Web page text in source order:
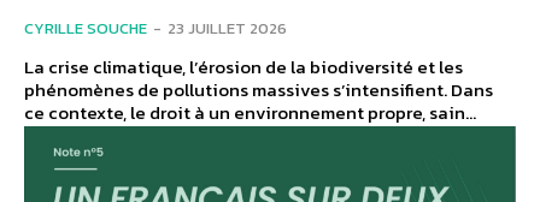
CYRILLE SOUCHE - 23 JUILLET 2026
La crise climatique, l’érosion de la biodiversité et les
phénomènes de pollutions massives s’intensifient. Dans
ce contexte, le droit à un environnement propre, sain...